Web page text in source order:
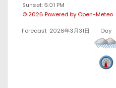
Sunset: 6:01 PM
© 2026 Powered by Open-Meteo
Forecast 2026年3月31日 Day